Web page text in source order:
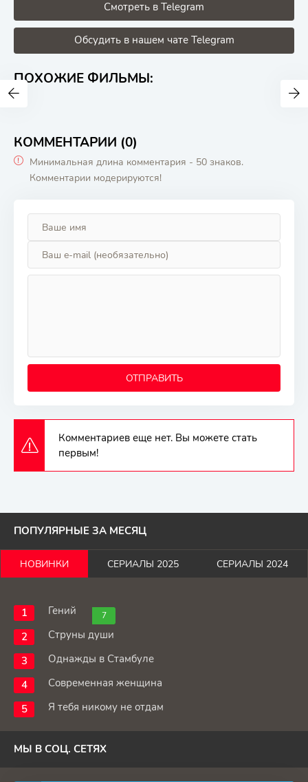
Смотреть в Telegram
Обсудить в нашем чате Telegram
ПОХОЖИЕ ФИЛЬМЫ:
КОММЕНТАРИИ (0)
Минимальная длина комментария - 50 знаков.
Комментарии модерируются!
ОТПРАВИТЬ
Комментариев еще нет. Вы можете стать
первым!
ПОПУЛЯРНЫЕ ЗА МЕСЯЦ
НОВИНКИ СЕРИАЛЫ 2025 СЕРИАЛЫ 2024
7
Гений
Струны души
Однажды в Стамбуле
Современная женщина
Я тебя никому не отдам
МЫ В СОЦ. СЕТЯХ